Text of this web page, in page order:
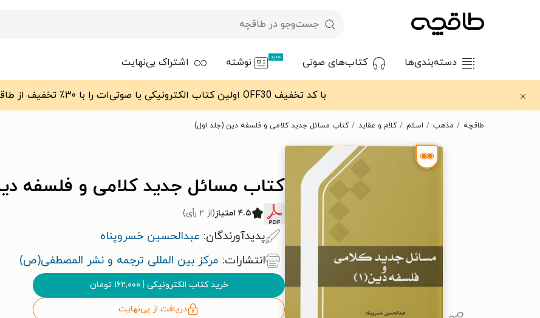
دسته‌بندی‌ها کتاب‌های صوتی جدید نوشته اشتراک بی‌نهایت
با کد تخفیف OFF30 اولین کتاب الکترونیکی یا صوتی‌ات را با ۳۰٪ تخفیف از طاقچه دریافت کن.
طاقچه مذهب اسلام کلام و عقاید کتاب مسائل جدید کلامی و فلسفه دین (جلد اول)
کتاب مسائل جدید کلامی و فلسفه
۴.۵ امتیاز (از ۲ رأی)
پدیدآورندگان: عبدالحسین خسروپناه
انتشارات: مرکز بین المللی ترجمه و نشر المصطفی(ص)
خرید کتاب الکترونیکی ۱۶۲,۰۰۰ تومان
دریافت از بی‌نهایت